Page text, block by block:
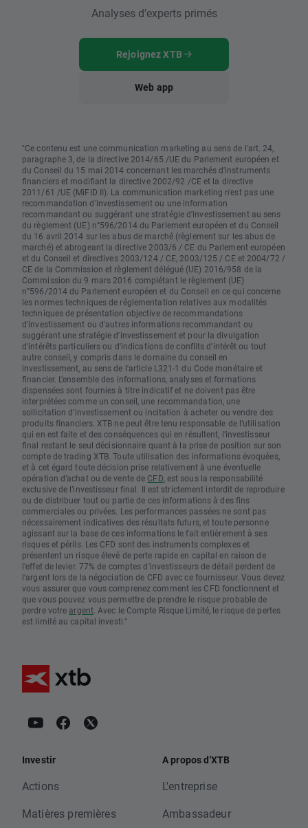
Analyses d’experts primés
Rejoignez XTB
Web app
"Ce contenu est une communication marketing au sens de l'art. 24,
paragraphe 3, de la directive 2014/65 /UE du Parlement européen et
du Conseil du 15 mai 2014 concernant les marchés d'instruments
financiers et modifiant la directive 2002/92 /CE et la directive
2011/61 /UE (MiFID II). La communication marketing n'est pas une
recommandation d'investissement ou une information
recommandant ou suggérant une stratégie d'investissement au sens
du règlement (UE) n°596/2014 du Parlement européen et du Conseil
du 16 avril 2014 sur les abus de marché (règlement sur les abus de
marché) et abrogeant la directive 2003/6 / CE du Parlement européen
et du Conseil et directives 2003/124 / CE, 2003/125 / CE et 2004/72 /
CE de la Commission et règlement délégué (UE) 2016/958 de la
Commission du 9 mars 2016 complétant le règlement (UE)
n°596/2014 du Parlement européen et du Conseil en ce qui concerne
les normes techniques de réglementation relatives aux modalités
techniques de présentation objective de recommandations
d'investissement ou d'autres informations recommandant ou
suggérant une stratégie d'investissement et pour la divulgation
d'intérêts particuliers ou d'indications de conflits d'intérêt ou tout
autre conseil, y compris dans le domaine du conseil en
investissement, au sens de l'article L321-1 du Code monétaire et
financier. L’ensemble des informations, analyses et formations
dispensées sont fournies à titre indicatif et ne doivent pas être
interprétées comme un conseil, une recommandation, une
sollicitation d’investissement ou incitation à acheter ou vendre des
produits financiers. XTB ne peut être tenu responsable de l’utilisation
qui en est faite et des conséquences qui en résultent, l’investisseur
final restant le seul décisionnaire quant à la prise de position sur son
compte de trading XTB. Toute utilisation des informations évoquées,
et à cet égard toute décision prise relativement à une éventuelle
opération d’achat ou de vente de CFD , est sous la responsabilité
exclusive de l’investisseur final. Il est strictement interdit de reproduire
ou de distribuer tout ou partie de ces informations à des fins
commerciales ou privées. Les performances passées ne sont pas
nécessairement indicatives des résultats futurs, et toute personne
agissant sur la base de ces informations le fait entièrement à ses
risques et périls. Les CFD sont des instruments complexes et
présentent un risque élevé de perte rapide en capital en raison de
l'effet de levier. 77% de comptes d'investisseurs de détail perdent de
l'argent lors de la négociation de CFD avec ce fournisseur. Vous devez
vous assurer que vous comprenez comment les CFD fonctionnent et
que vous pouvez vous permettre de prendre le risque probable de
perdre votre argent. Avec le Compte Risque Limité, le risque de pertes
est limité au capital investi."
Investir
Actions
Matières premières
A propos d'XTB
L'entreprise
Ambassadeur